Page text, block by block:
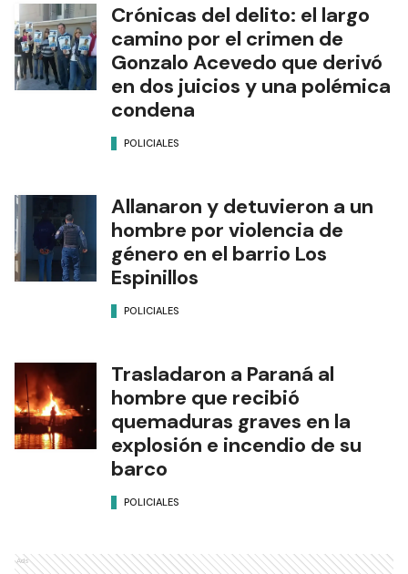
Crónicas del delito: el largo
camino por el crimen de
Gonzalo Acevedo que derivó
en dos juicios y una polémica
condena
POLICIALES
Allanaron y detuvieron a un
hombre por violencia de
género en el barrio Los
Espinillos
POLICIALES
Trasladaron a Paraná al
hombre que recibió
quemaduras graves en la
explosión e incendio de su
barco
POLICIALES
Ads